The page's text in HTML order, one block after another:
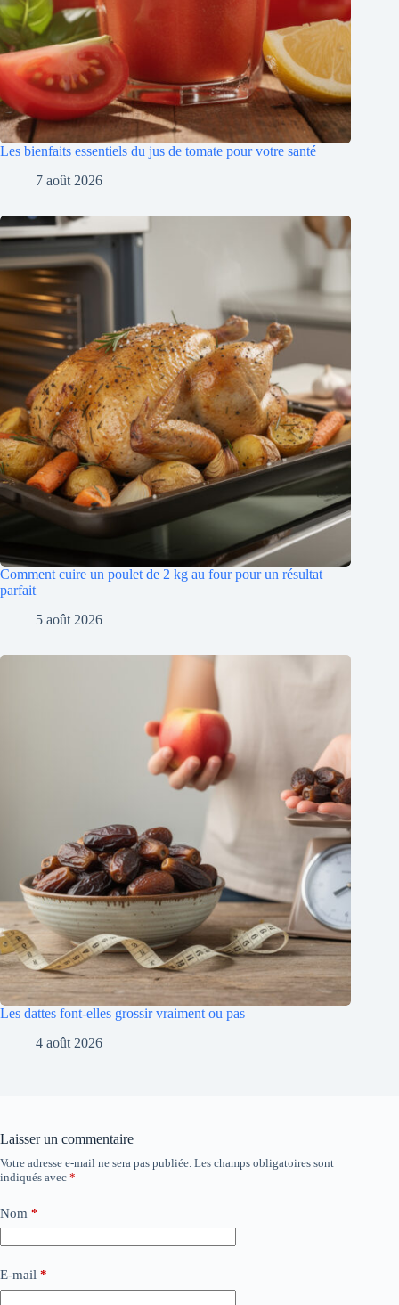
Les bienfaits essentiels du jus de tomate pour votre santé
7 août 2026
Comment cuire un poulet de 2 kg au four pour un résultat
parfait
5 août 2026
Les dattes font-elles grossir vraiment ou pas
4 août 2026
Laisser un commentaire
Votre adresse e-mail ne sera pas publiée. Les champs obligatoires sont
indiqués avec *
Nom *
E-mail *